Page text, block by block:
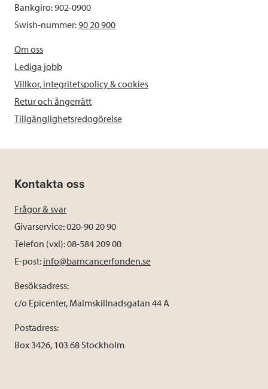
Bankgiro: 902-0900
Swish-nummer:90 20 900
Om oss
Lediga jobb
Villkor, integritetspolicy & cookies
Retur och ångerrätt
Tillgänglighetsredogörelse
Kontakta oss
Frågor & svar
Givarservice: 020-90 20 90
Telefon (vxl): 08-584 209 00
E-post: info@barncancerfonden.se
Besöksadress:
c/o Epicenter, Malmskillnadsgatan 44 A
Postadress:
Box 3426, 103 68 Stockholm